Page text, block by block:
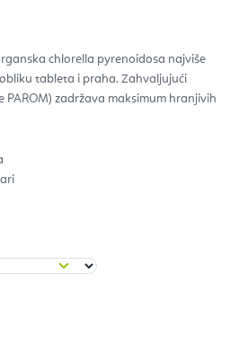
chlorella pyrenoidosa najviše
tableta i praha. Zahvaljujući
PAROM) zadržava maksimum hranjivih